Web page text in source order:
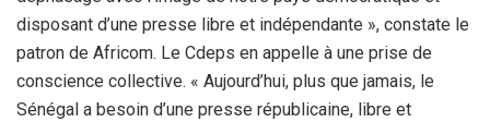
disposant d’une presse libre et indépendante », constate le
patron de Africom. Le Cdeps en appelle à une prise de
conscience collective. « Aujourd’hui, plus que jamais, le
Sénégal a besoin d’une presse républicaine, libre et